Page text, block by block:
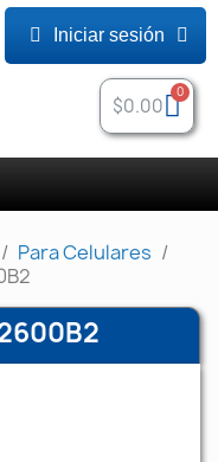
Iniciar sesión
$0.00
Para Celulares